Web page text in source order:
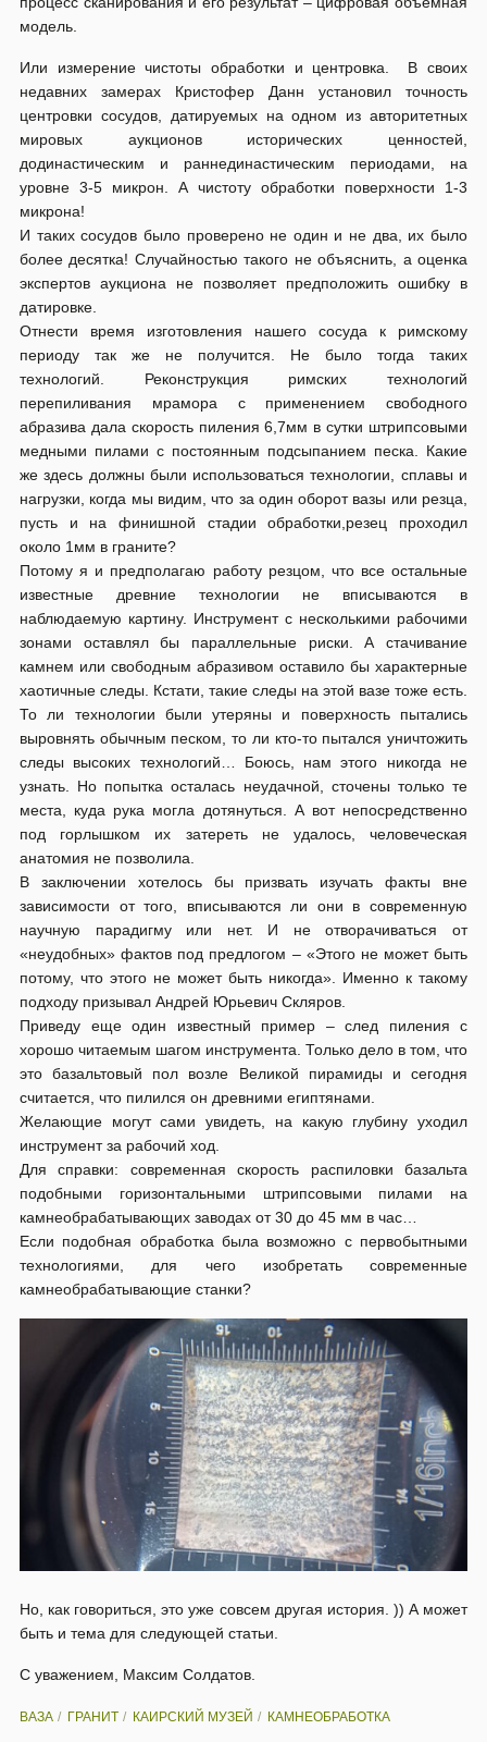
модель.
Или измерение чистоты обработки и центровка. В своих
недавних замерах Кристофер Данн установил точность
центровки сосудов, датируемых на одном из авторитетных
мировых аукционов исторических ценностей,
додинастическим и раннединастическим периодами, на
уровне 3-5 микрон. А чистоту обработки поверхности 1-3
микрона!
И таких сосудов было проверено не один и не два, их было
более десятка! Случайностью такого не объяснить, а оценка
экспертов аукциона не позволяет предположить ошибку в
датировке.
Отнести время изготовления нашего сосуда к римскому
периоду так же не получится. Не было тогда таких
технологий. Реконструкция римских технологий
перепиливания мрамора с применением свободного
абразива дала скорость пиления 6,7мм в сутки штрипсовыми
медными пилами с постоянным подсыпанием песка. Какие
же здесь должны были использоваться технологии, сплавы и
нагрузки, когда мы видим, что за один оборот вазы или резца,
пусть и на финишной стадии обработки,резец проходил
около 1мм в граните?
Потому я и предполагаю работу резцом, что все остальные
известные древние технологии не вписываются в
наблюдаемую картину. Инструмент с несколькими рабочими
зонами оставлял бы параллельные риски. А стачивание
камнем или свободным абразивом оставило бы характерные
хаотичные следы. Кстати, такие следы на этой вазе тоже есть.
То ли технологии были утеряны и поверхность пытались
выровнять обычным песком, то ли кто-то пытался уничтожить
следы высоких технологий… Боюсь, нам этого никогда не
узнать. Но попытка осталась неудачной, сточены только те
места, куда рука могла дотянуться. А вот непосредственно
под горлышком их затереть не удалось, человеческая
анатомия не позволила.
В заключении хотелось бы призвать изучать факты вне
зависимости от того, вписываются ли они в современную
научную парадигму или нет. И не отворачиваться от
«неудобных» фактов под предлогом – «Этого не может быть
потому, что этого не может быть никогда». Именно к такому
подходу призывал Андрей Юрьевич Скляров.
Приведу еще один известный пример – след пиления с
хорошо читаемым шагом инструмента. Только дело в том, что
это базальтовый пол возле Великой пирамиды и сегодня
считается, что пилился он древними египтянами.
Желающие могут сами увидеть, на какую глубину уходил
инструмент за рабочий ход.
Для справки: современная скорость распиловки базальта
подобными горизонтальными штрипсовыми пилами на
камнеобрабатывающих заводах от 30 до 45 мм в час…
Если подобная обработка была возможно с первобытными
технологиями, для чего изобретать современные
камнеобрабатывающие станки?
Но, как говориться, это уже совсем другая история. )) А может
быть и тема для следующей статьи.
С уважением, Максим Солдатов.
ВАЗА ГРАНИТ КАИРСКИЙ МУЗЕЙ КАМНЕОБРАБОТКА